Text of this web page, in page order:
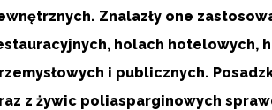
Znalazły one
holach hotelowych,
i publicznych.
z żywic poliasparginowych